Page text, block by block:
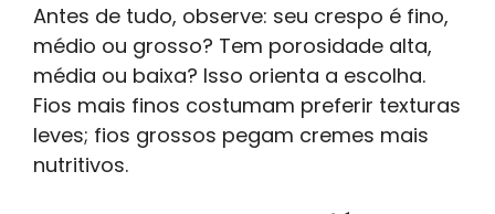
Antes de tudo, observe: seu crespo é fino,
médio ou grosso? Tem porosidade alta,
média ou baixa? Isso orienta a escolha.
Fios mais finos costumam preferir texturas
leves; fios grossos pegam cremes mais
nutritivos.